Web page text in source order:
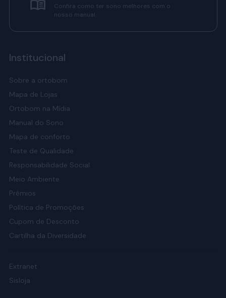
Confira como ter sono melhores com o
nosso manual.
Institucional
Sobre a ortobom
Mapa de Lojas
Ortobom na Mídia
Manual do Sono
Mapa de conforto
Teste de Qualidade
Responsabilidade Social
Meio Ambiente
Prêmios
Política de Promoções
Cupom de Desconto
Cartilha da Diversidade
Extranet
Sisloja